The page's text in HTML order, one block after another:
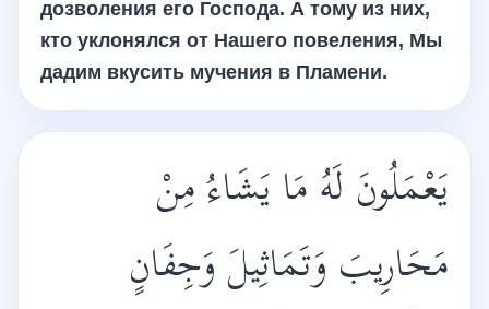
дозволения его Господа. А тому из них,
кто уклонялся от Нашего повеления, Мы
дадим вкусить мучения в Пламени.
يَعْمَلُونَ لَهُ مَا يَشَاءُ مِنْ
مَحَارِيبَ وَتَمَاثِيلَ وَجِفَانٍ